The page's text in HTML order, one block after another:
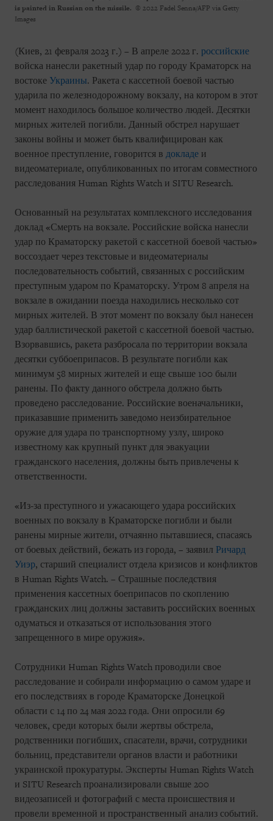
is painted in Russian on the missile. © 2022 Fadel Senna/AFP via Getty
Images
(Киев, 21 февраля 2023 г.) – В апреле 2022 г. российские
войска нанесли ракетный удар по городу Краматорск на
востоке Украины. Ракета с кассетной боевой частью
ударила по железнодорожному вокзалу, на котором в этот
момент находилось большое количество людей. Десятки
мирных жителей погибли. Данный обстрел нарушает
законы войны и может быть квалифицирован как
военное преступление, говорится в докладе и
видеоматериале, опубликованных по итогам совместного
расследования Human Rights Watch и SITU Research.
Основанный на результатах комплексного исследования
доклад «Смерть на вокзале. Российские войска нанесли
удар по Краматорску ракетой с кассетной боевой частью»
воссоздает через текстовые и видеоматериалы
последовательность событий, связанных с российским
преступным ударом по Краматорску. Утром 8 апреля на
вокзале в ожидании поезда находились несколько сот
мирных жителей. В этот момент по вокзалу был нанесен
удар баллистической ракетой с кассетной боевой частью.
Взорвавшись, ракета разбросала по территории вокзала
десятки суббоеприпасов. В результате погибли как
минимум 58 мирных жителей и еще свыше 100 были
ранены. По факту данного обстрела должно быть
проведено расследование. Российские военачальники,
приказавшие применить заведомо неизбирательное
оружие для удара по транспортному узлу, широко
известному как крупный пункт для эвакуации
гражданского населения, должны быть привлечены к
ответственности.
«Из-за преступного и ужасающего удара российских
военных по вокзалу в Краматорске погибли и были
ранены мирные жители, отчаянно пытавшиеся, спасаясь
от боевых действий, бежать из города, – заявил Ричард
Уиэр, старший специалист отдела кризисов и конфликтов
в Human Rights Watch. – Страшные последствия
применения кассетных боеприпасов по скоплению
гражданских лиц должны заставить российских военных
одуматься и отказаться от использования этого
запрещенного в мире оружия».
Сотрудники Human Rights Watch проводили свое
расследование и собирали информацию о самом ударе и
его последствиях в городе Краматорске Донецкой
области с 14 по 24 мая 2022 года. Они опросили 69
человек, среди которых были жертвы обстрела,
родственники погибших, спасатели, врачи, сотрудники
больниц, представители органов власти и работники
украинской прокуратуры. Эксперты Human Rights Watch
и SITU Research проанализировали свыше 200
видеозаписей и фотографий с места происшествия и
провели временной и пространственный анализ событий.